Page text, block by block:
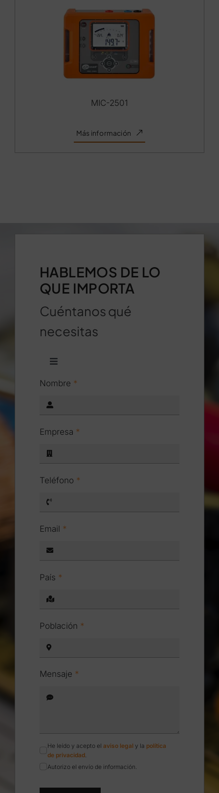
MIC-2501
Más información
HABLEMOS DE LO
QUE IMPORTA
Cuéntanos qué
necesitas
Toggle
93 658 17 84
Nombre *
Empresa *
Teléfono *
Email *
País *
Población *
Mensaje *
He leído y acepto elaviso legal y la política
de privacidad
Autorizo el envío de información.